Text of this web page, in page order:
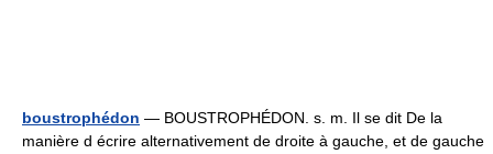
boustrophédon — BOUSTROPHÉDON. s. m. Il se dit De la
manière d écrire alternativement de droite à gauche, et de gauche